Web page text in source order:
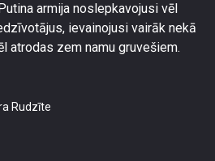
armija noslepkavojusi vēl
ievainojusi vairāk nekā
atrodas zem namu gruvešiem.
Rudzīte